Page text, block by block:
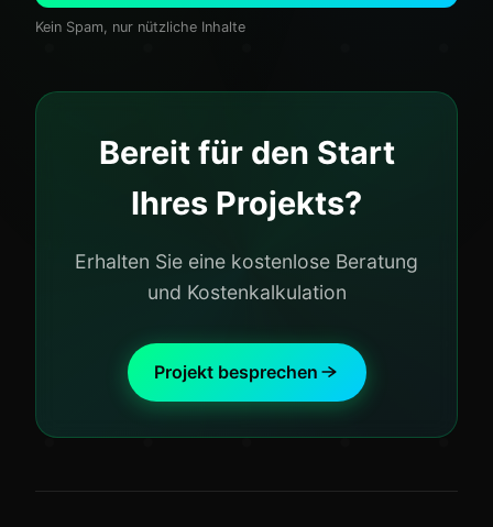
Kein Spam, nur nützliche Inhalte
Bereit für den Start
Ihres Projekts?
Erhalten Sie eine kostenlose Beratung
und Kostenkalkulation
Projekt besprechen